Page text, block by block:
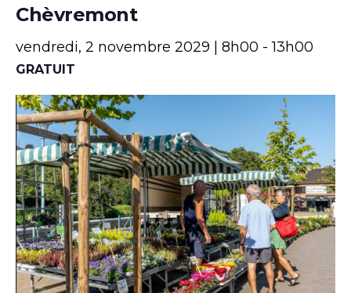
Chèvremont
vendredi, 2 novembre 2029 | 8h00 -13h00
GRATUIT